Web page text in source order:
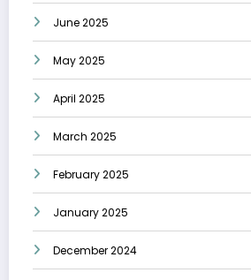
June 2025
May 2025
April 2025
March 2025
February 2025
January 2025
December 2024